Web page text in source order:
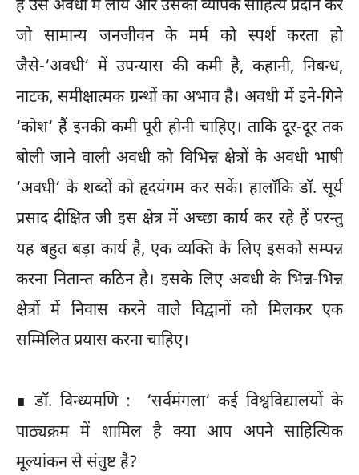
हैं उसे अवधी में लाये और उसको व्यापक साहित्य प्रदान करें
जो सामान्य जनजीवन के मर्म को स्पर्श करता हो
जैसे-‘अवधी‘ में उपन्यास की कमी है, कहानी, निबन्ध,
नाटक, समीक्षात्मक ग्रन्थों का अभाव है। अवधी में इने-गिने
‘कोश‘ हैं इनकी कमी पूरी होनी चाहिए। ताकि दूर-दूर तक
बोली जाने वाली अवधी को विभिन्न क्षेत्रों के अवधी भाषी
‘अवधी‘ के शब्दों को हृदयंगम कर सकें। हालाँकि डॉ. सूर्य
प्रसाद दीक्षित जी इस क्षेत्र में अच्छा कार्य कर रहे हैं परन्तु
यह बहुत बड़ा कार्य है, एक व्यक्ति के लिए इसको सम्पन्न
करना नितान्त कठिन है। इसके लिए अवधी के भिन्न-भिन्न
क्षेत्रों में निवास करने वाले विद्वानों को मिलकर एक
सम्मिलित प्रयास करना चाहिए।
∎ डॉ. विन्ध्यमणि : ‘सर्वमंगला‘ कई विश्वविद्यालयों के
पाठ्यक्रम में शामिल है क्या आप अपने साहित्यिक
मूल्यांकन से संतुष्ट है?